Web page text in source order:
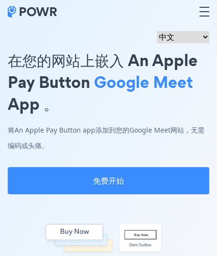
在您的网站上嵌入 An Apple
Pay Button Google Meet
App 。
将An Apple Pay Button app添加到您的Google Meet网站，无需
编码或头痛。
免费开始